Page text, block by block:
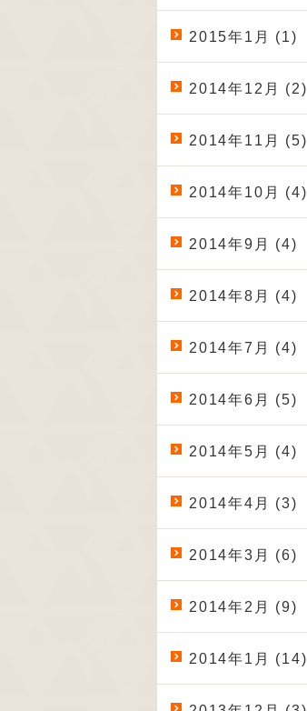
2015年1月 (1)
2014年12月 (2)
2014年11月 (5)
2014年10月 (4)
2014年9月 (4)
2014年8月 (4)
2014年7月 (4)
2014年6月 (5)
2014年5月 (4)
2014年4月 (3)
2014年3月 (6)
2014年2月 (9)
2014年1月 (14)